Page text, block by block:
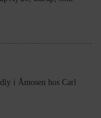
i Åmosen hos Carl